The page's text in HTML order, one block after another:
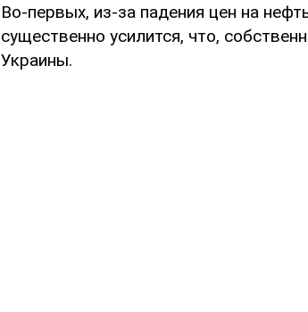
Во-первых, из-за падения цен на
существенно усилится, что,
Украины.